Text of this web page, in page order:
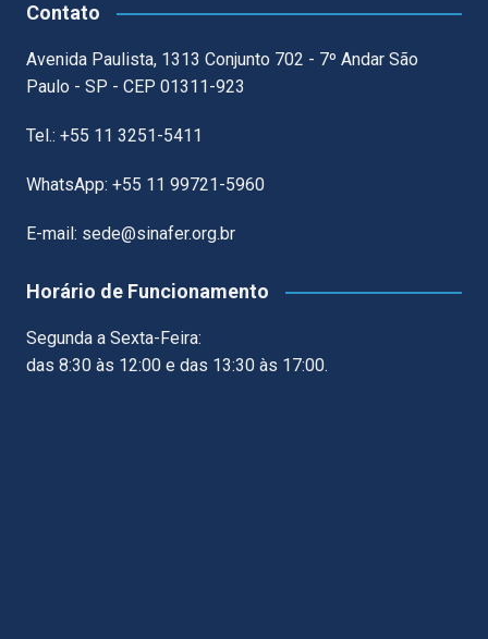
Contato
Avenida Paulista, 1313 Conjunto 702 - 7º Andar São
Paulo - SP - CEP 01311-923
Tel.: +55 11 3251-5411
WhatsApp: +55 11 99721-5960
E-mail: sede@sinafer.org.br
Horário de Funcionamento
Segunda a Sexta-Feira:
das 8:30 às 12:00 e das 13:30 às 17:00.